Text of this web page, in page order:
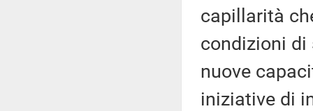
capillarità
condizioni di
nuove
iniziative di